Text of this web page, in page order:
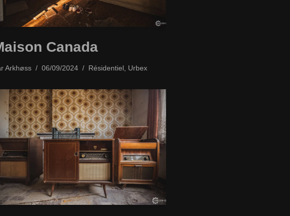
Canada
Arkhøss 06/09/2024 Résidentiel, Urbex